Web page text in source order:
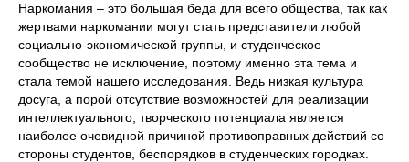
Наркомания – это большая беда для всего общества, так как
жертвами наркомании могут стать представители любой
социально-экономической группы, и студенческое
сообщество не исключение, поэтому именно эта тема и
стала темой нашего исследования. Ведь низкая культура
досуга, а порой отсутствие возможностей для реализации
интеллектуального, творческого потенциала является
наиболее очевидной причиной противоправных действий со
стороны студентов, беспорядков в студенческих городках.